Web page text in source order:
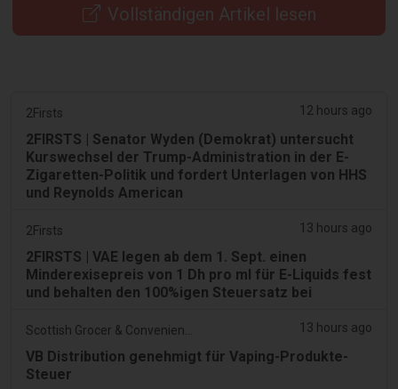
Vollständigen Artikel lesen
2Firsts 12 hours ago
2FIRSTS | Senator Wyden (Demokrat) untersucht
Kurswechsel der Trump-Administration in der E-
Zigaretten-Politik und fordert Unterlagen von HHS
und Reynolds American
2Firsts 13 hours ago
2FIRSTS | VAE legen ab dem 1. Sept. einen
Minderexisepreis von 1 Dh pro ml für E-Liquids fest
und behalten den 100%igen Steuersatz bei
13 hours ago
VB Distribution genehmigt für Vaping-Produkte-
Steuer